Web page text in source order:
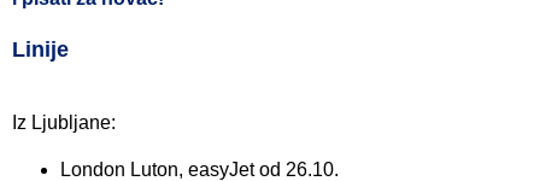
Linije
Iz Ljubljane:
London Luton, easyJet od 26.10.